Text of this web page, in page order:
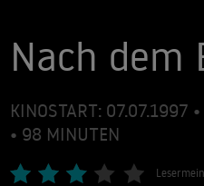
Nach dem
KINOSTART:
• 98 MINUTEN